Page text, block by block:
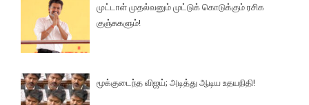
முட்டாள் முதல்வனும் முட்டுக் கொடுக்கும் ரசிக
குஞ்சுகளும்!
மூக்குடைந்த விஜய்; அடித்து ஆடிய உதயநிதி!